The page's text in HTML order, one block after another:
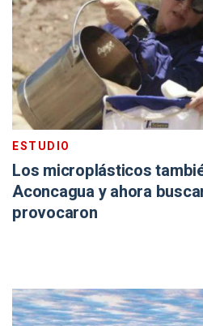
ESTUDIO
Los microplásticos
Aconcagua y ahora
provocaron